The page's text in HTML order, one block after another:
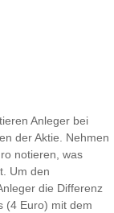
Anleger bei
der Aktie. Nehmen
notieren, was
Um den
die Differenz
(4 Euro) mit dem